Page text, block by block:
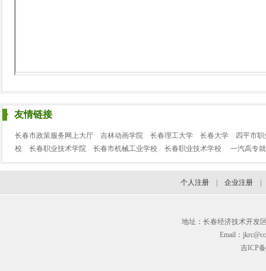
友情链接
长春市政策服务网上大厅 吉林动画学院 长春理工大学 长春大学
四平市
校
长春职业技术学院 长春市机械工业学校 长春职业技术学校 一汽高专
个人注册 企业注册
地址：长春经济技术开发
Email：
吉ICP